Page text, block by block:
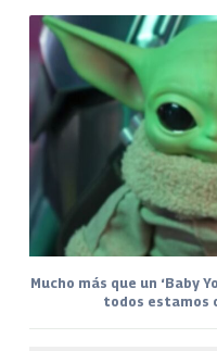
Mucho más que un ‘Baby
todos estamos